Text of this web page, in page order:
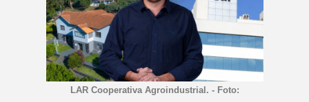
LAR Cooperativa Agroindustrial. - Foto: